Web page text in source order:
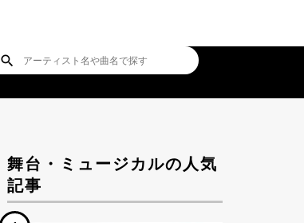
search
舞台・ミュージカルの人気
記事